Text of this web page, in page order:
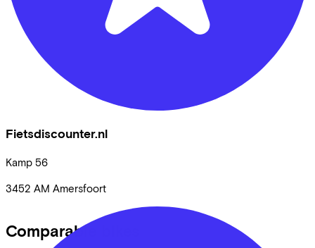
Fietsdiscounter.nl
Kamp 56
3452 AM Amersfoort
Comparable bikes